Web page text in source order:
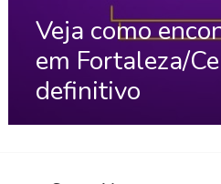
Veja como
em Fortaleza/
definitivo